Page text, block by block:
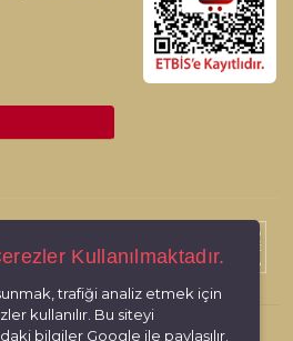
kek ve pastalarınızla sofranıza
gibi tüketebilirsiniz. Ailenize ve
eşsiz tatları Ufresh ile
Ulaşın!
geleneksel lezzetlerinizi sizlerin
Tüm hakları saklıdır.
Kullanılmaktadır.
trafiği analiz etmek için
kullanılır. Bu siteyi
bilgiler Google ile paylaşılır.